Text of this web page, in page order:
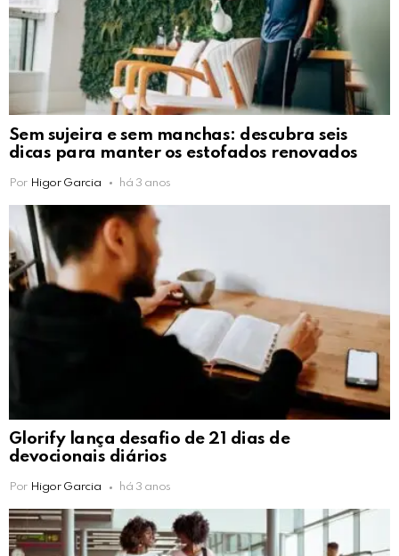
Sem sujeira e sem manchas: descubra seis
dicas para manter os estofados renovados
Por Higor Garcia há 3 anos
Glorify lança desafio de 21 dias de
devocionais diários
Por Higor Garcia há 3 anos